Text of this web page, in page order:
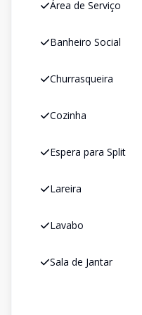
Área de Serviço
Banheiro Social
Churrasqueira
Cozinha
Espera para Split
Lareira
Lavabo
Sala de Jantar